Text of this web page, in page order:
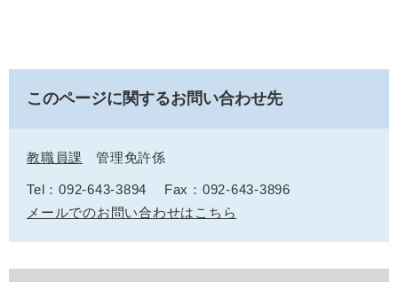
このページに関するお問い合わせ先
教職員課 管理免許係
Tel：092-643-3894
Fax：092-643-3896
メールでのお問い合わせはこちら